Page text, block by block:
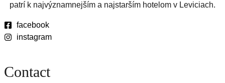
patrí k najvýznamnejším a najstarším hotelom v Leviciach.
facebook
instagram
Contact